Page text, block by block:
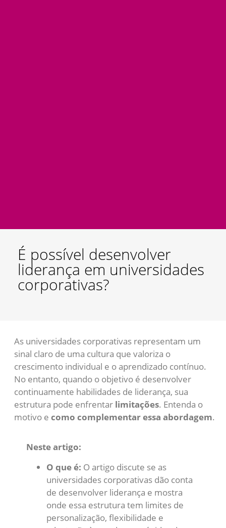
É possível desenvolver
liderança em universidades
corporativas?
As universidades corporativas representam um
sinal claro de uma cultura que valoriza o
crescimento individual e o aprendizado contínuo.
No entanto, quando o objetivo é desenvolver
continuamente habilidades de liderança, sua
estrutura pode enfrentar limitações. Entenda o
motivo e como complementar essa abordagem.
Neste artigo:
O que é: O artigo discute se as
universidades corporativas dão conta
de desenvolver liderança e mostra
onde essa estrutura tem limites de
personalização, flexibilidade e